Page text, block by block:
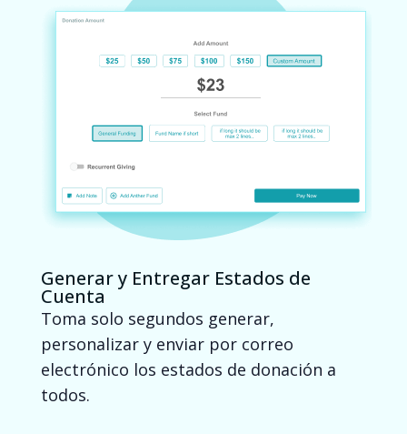
Generar y Entregar Estados de
Cuenta
Toma solo segundos generar,
personalizar y enviar por correo
electrónico los estados de donación a
todos.